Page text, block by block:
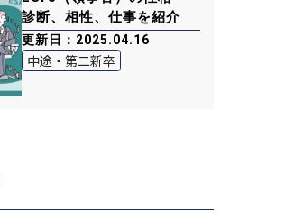
診断、相性、仕事を紹介
更新日：2025.04.16
中途・第二新卒